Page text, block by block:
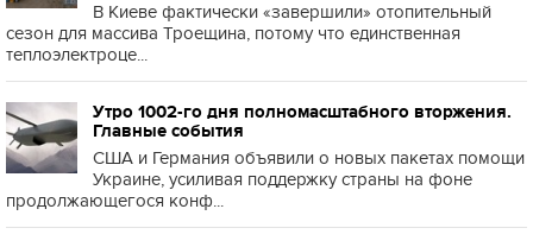
В Киеве фактически «завершили» отопительный
сезон для массива Троещина, потому что единственная
теплоэлектроце...
Утро 1002-го дня полномасштабного вторжения.
Главные события
США и Германия объявили о новых пакетах помощи
Украине, усиливая поддержку страны на фоне
продолжающегося конф...